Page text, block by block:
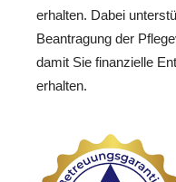
erhalten. Dabei
Beantragung der
damit Sie finanzielle
erhalten.